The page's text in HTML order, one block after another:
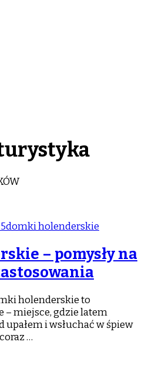
domki holenderskie
– pomysły na
holenderskie to
– miejsce, gdzie latem
i wsłuchać w śpiew
…